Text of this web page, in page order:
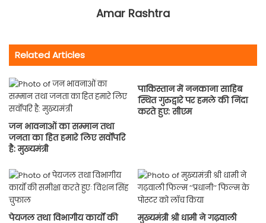
Amar Rashtra
Related Articles
जन भावनाओं का सम्मान तथा
जनता का हित हमारे लिए सर्वोपरि
है: मुख्यमंत्री
पाकिस्तान में ननकाना साहिब
स्थित गुरुद्वारे पर हमले की निंदा
करते हुए: सीएम
पेयजल तथा विभागीय कार्यों की
मुख्यमंत्री श्री धामी ने गढ़वाली